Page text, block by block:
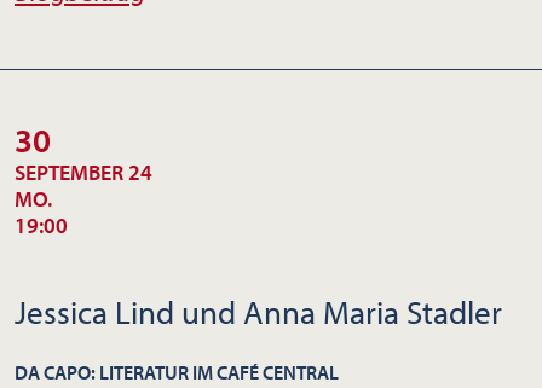
30
SEPTEMBER 24
MO.
19:00
Jessica Lind und Anna Maria Stadler
DA CAPO: LITERATUR IM CAFÉ CENTRAL